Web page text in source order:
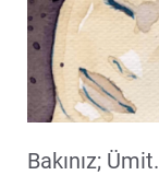
Bakınız; Ümit.